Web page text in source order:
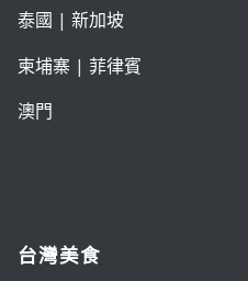
泰國 | 新加坡
柬埔寨 | 菲律賓
澳門
台灣美食